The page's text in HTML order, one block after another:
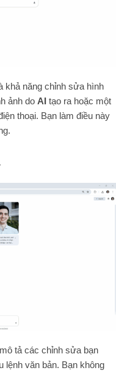
khả năng chỉnh sửa hình
ảnh do AI tạo ra hoặc một
thoại. Bạn làm điều này
tả các chỉnh sửa bạn
lệnh văn bản. Bạn không